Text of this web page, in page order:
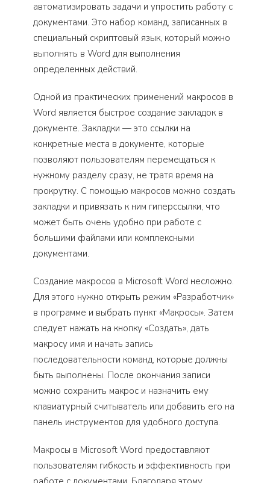
автоматизировать задачи и упростить работу с
документами. Это набор команд, записанных в
специальный скриптовый язык, который можно
выполнять в Word для выполнения
определенных действий.
Одной из практических применений макросов в
Word является быстрое создание закладок в
документе. Закладки — это ссылки на
конкретные места в документе, которые
позволяют пользователям перемещаться к
нужному разделу сразу, не тратя время на
прокрутку. С помощью макросов можно создать
закладки и привязать к ним гиперссылки, что
может быть очень удобно при работе с
большими файлами или комплексными
документами.
Создание макросов в Microsoft Word несложно.
Для этого нужно открыть режим «Разработчик»
в программе и выбрать пункт «Макросы». Затем
следует нажать на кнопку «Создать», дать
макросу имя и начать запись
последовательности команд, которые должны
быть выполнены. После окончания записи
можно сохранить макрос и назначить ему
клавиатурный считыватель или добавить его на
панель инструментов для удобного доступа.
Макросы в Microsoft Word предоставляют
пользователям гибкость и эффективность при